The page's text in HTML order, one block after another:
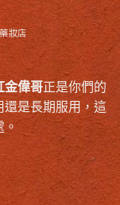
妝店
金偉哥正是你們的
還是長期服用，這